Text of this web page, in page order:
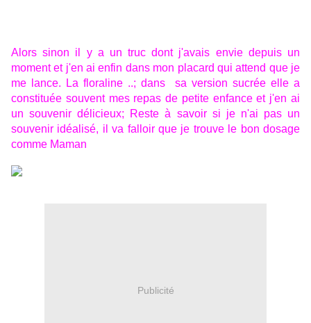
Alors sinon il y a un truc dont j'avais envie depuis un
moment et j'en ai enfin dans mon placard qui attend que je
me lance. La floraline ..; dans sa version sucrée elle a
constituée souvent mes repas de petite enfance et j'en ai
un souvenir délicieux; Reste à savoir si je n'ai pas un
souvenir idéalisé, il va falloir que je trouve le bon dosage
comme Maman
Publicité